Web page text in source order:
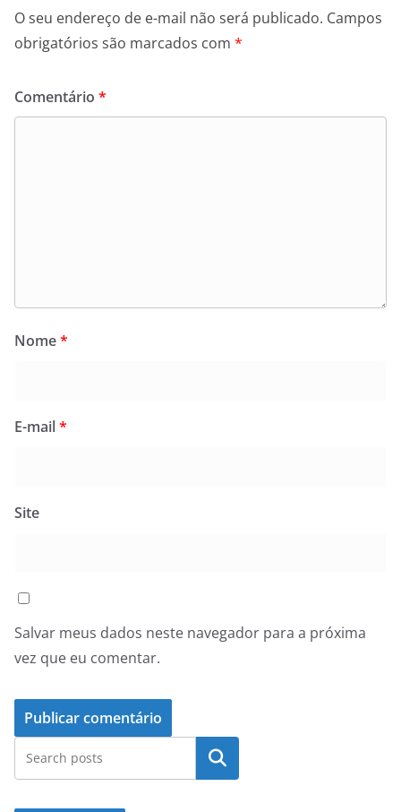
O seu endereço de e-mail não será publicado. Campos
obrigatórios são marcados com *
Comentário *
Nome*
E-mail*
Site
Salvar meus dados neste navegador para a próxima
vez que eu comentar.
Pesquisar